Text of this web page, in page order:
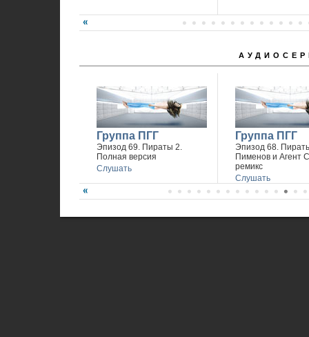
Группа ПГГ
Эпизод 69. Пираты 2.
Полная версия
Слушать
Группа ПГГ
Эпизод 68.
Пименов и Агент
ремикс
Слушать